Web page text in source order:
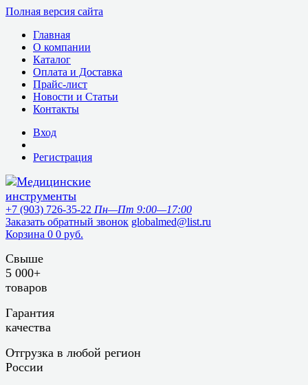
Полная версия сайта
Главная
О компании
Каталог
Оплата и Доставка
Прайс-лист
Новости и Статьи
Контакты
Вход
Регистрация
+7 (903) 726-35-22 Пн—Пт 9:00—17:00
Заказать обратный звонок globalmed@list.ru
Корзина 0 0 руб.
Свыше
5 000+
товаров
Гарантия
качества
Отгрузка в любой регион
России